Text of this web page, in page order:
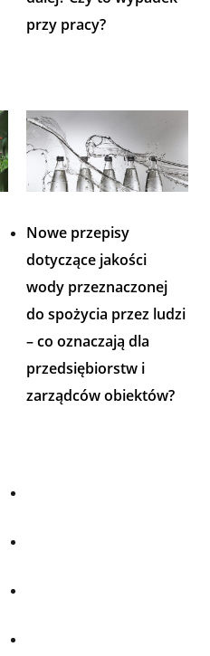
przy pracy?
Nowe przepisy
dotyczące jakości
wody przeznaczonej
do spożycia przez ludzi
– co oznaczają dla
przedsiębiorstw i
zarządców obiektów?